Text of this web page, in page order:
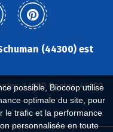
possible, Biocoop utilise
optimale du site, pour
le trafic et la performance
personnalisée en toute
(44300) est
44300 Nantes, 44700